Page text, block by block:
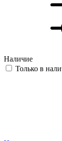
Наличие
Только в